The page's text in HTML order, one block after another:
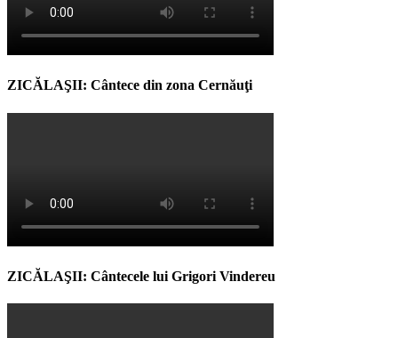
ZICĂLAŞII: Cântece din zona Cernăuţi
ZICĂLAŞII: Cântecele lui Grigori Vindereu